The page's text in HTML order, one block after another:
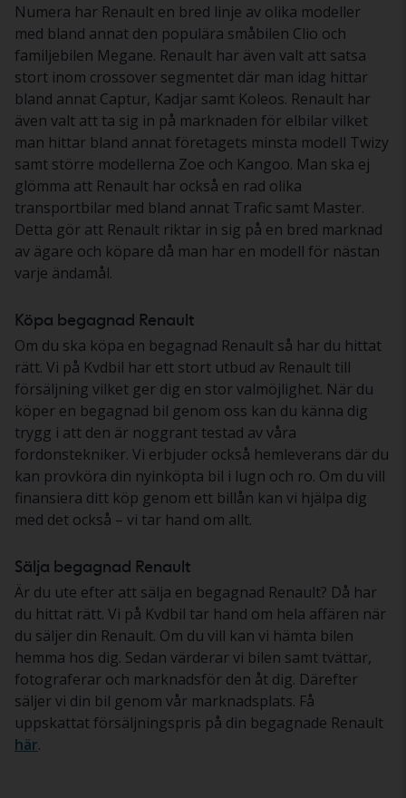
Numera har Renault en bred linje av olika modeller
med bland annat den populära småbilen Clio och
familjebilen Megane. Renault har även valt att satsa
stort inom crossover segmentet där man idag hittar
bland annat Captur, Kadjar samt Koleos. Renault har
även valt att ta sig in på marknaden för elbilar vilket
man hittar bland annat företagets minsta modell Twizy
samt större modellerna Zoe och Kangoo. Man ska ej
glömma att Renault har också en rad olika
transportbilar med bland annat Trafic samt Master.
Detta gör att Renault riktar in sig på en bred marknad
av ägare och köpare då man har en modell för nästan
varje ändamål.
Köpa begagnad Renault
Om du ska köpa en begagnad Renault så har du hittat
rätt. Vi på Kvdbil har ett stort utbud av Renault till
försäljning vilket ger dig en stor valmöjlighet. När du
köper en begagnad bil genom oss kan du känna dig
trygg i att den är noggrant testad av våra
fordonstekniker. Vi erbjuder också hemleverans där du
kan provköra din nyinköpta bil i lugn och ro. Om du vill
finansiera ditt köp genom ett billån kan vi hjälpa dig
med det också – vi tar hand om allt.
Sälja begagnad Renault
Är du ute efter att sälja en begagnad Renault? Då har
du hittat rätt. Vi på Kvdbil tar hand om hela affären när
du säljer din Renault. Om du vill kan vi hämta bilen
hemma hos dig. Sedan värderar vi bilen samt tvättar,
fotograferar och marknadsför den åt dig. Därefter
säljer vi din bil genom vår marknadsplats. Få
uppskattat försäljningspris på din begagnade Renault
här.